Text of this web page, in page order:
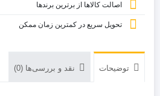
اصالت کالاها از برترین برندها
تحویل سریع در کمترین زمان ممکن
توضیحات نقد و بررسی‌ها (0)